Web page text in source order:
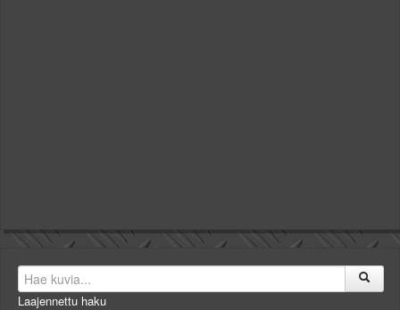
Laajennettu haku